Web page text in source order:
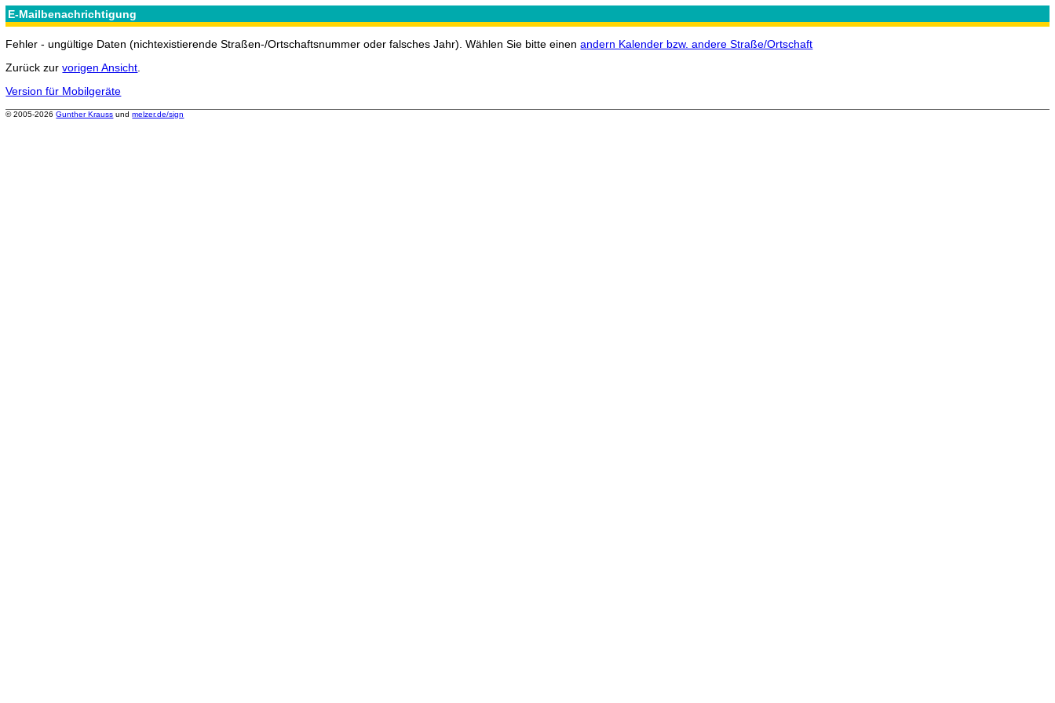
E-Mailbenachrichtigung
Fehler - ungültige Daten (nichtexistierende Straßen-/Ortschaftsnummer oder falsches Jahr). Wählen Sie bitte einenandern Kalender bzw. andere Straße/Ortschaft
Zurück zurvorigen Ansicht.
Version für Mobilgeräte
© 2005-2026Gunther Krauss undmelzer.de/sign